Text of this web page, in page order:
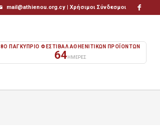
mail@athienou.org.cy |Χρήσιμοι Σύνδεσμοι
8Ο ΠΑΓΚΥΠΡΙΟ ΦΕΣΤΙΒΑΛ ΑΘΗΕΝΙΤΙΚΩΝ ΠΡΟΪΟΝΤΩΝ
64 ΗΜΕΡΕΣ